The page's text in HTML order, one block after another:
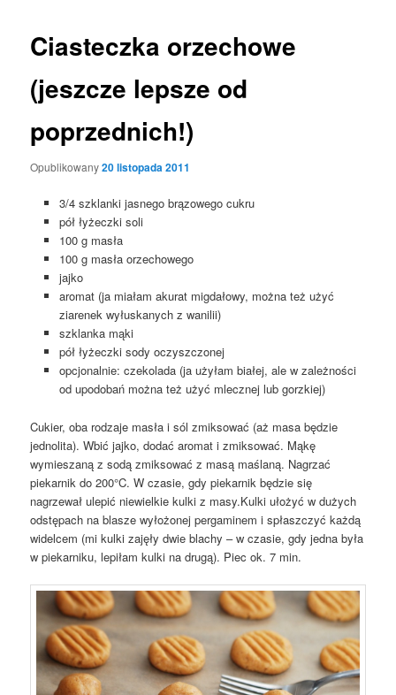
Ciasteczka orzechowe
(jeszcze lepsze od
poprzednich!)
Opublikowany20 listopada 2011
3/4 szklanki jasnego brązowego cukru
pół łyżeczki soli
100 g masła
100 g masła orzechowego
jajko
aromat (ja miałam akurat migdałowy, można też użyć
ziarenek wyłuskanych z wanilii)
szklanka mąki
pół łyżeczki sody oczyszczonej
opcjonalnie: czekolada (ja użyłam białej, ale w zależności
od upodobań można też użyć mlecznej lub gorzkiej)
Cukier, oba rodzaje masła i sól zmiksować (aż masa będzie
jednolita). Wbić jajko, dodać aromat i zmiksować. Mąkę
wymieszaną z sodą zmiksować z masą maślaną. Nagrzać
piekarnik do 200°C. W czasie, gdy piekarnik będzie się
nagrzewał ulepić niewielkie kulki z masy.Kulki ułożyć w dużych
odstępach na blasze wyłożonej pergaminem i spłaszczyć każdą
widelcem (mi kulki zajęły dwie blachy – w czasie, gdy jedna była
w piekarniku, lepiłam kulki na drugą). Piec ok. 7 min.